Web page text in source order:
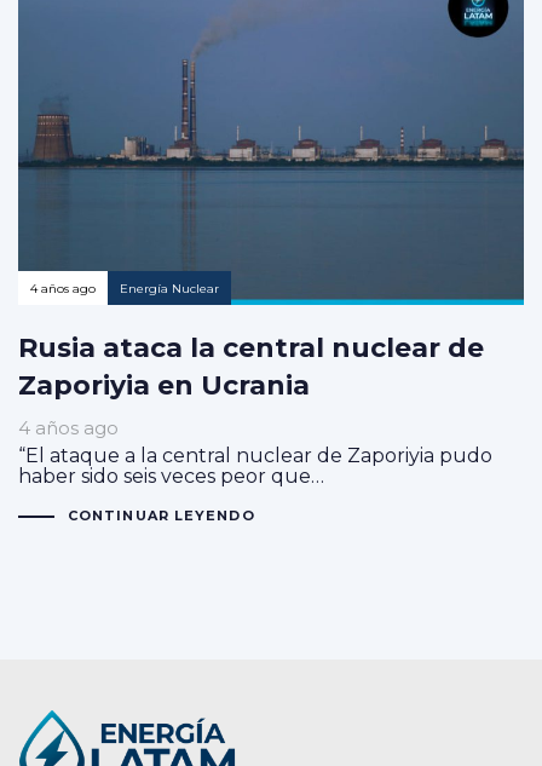
4 años ago Energía Nuclear
Rusia ataca la central nuclear de
Zaporiyia en Ucrania
4 años ago
“El ataque a la central nuclear de Zaporiyia pudo
haber sido seis veces peor que…
CONTINUAR LEYENDO